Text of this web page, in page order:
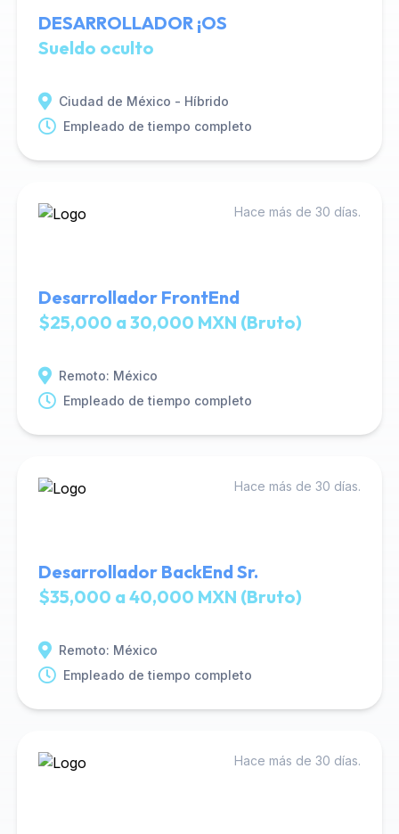
DESARROLLADOR ¡OS
Sueldo oculto
Ciudad de México - Híbrido
Empleado de tiempo completo
Hace más de 30 días.
Desarrollador FrontEnd
$25,000 a 30,000 MXN (Bruto)
Remoto: México
Empleado de tiempo completo
Hace más de 30 días.
Desarrollador BackEnd Sr.
$35,000 a 40,000 MXN (Bruto)
Remoto: México
Empleado de tiempo completo
Hace más de 30 días.